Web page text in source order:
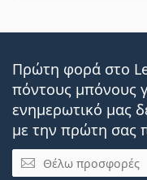
Πρώτη φορά στο
πόντους μπόνους
ενημερωτικό μας
με την πρώτη σας
Email